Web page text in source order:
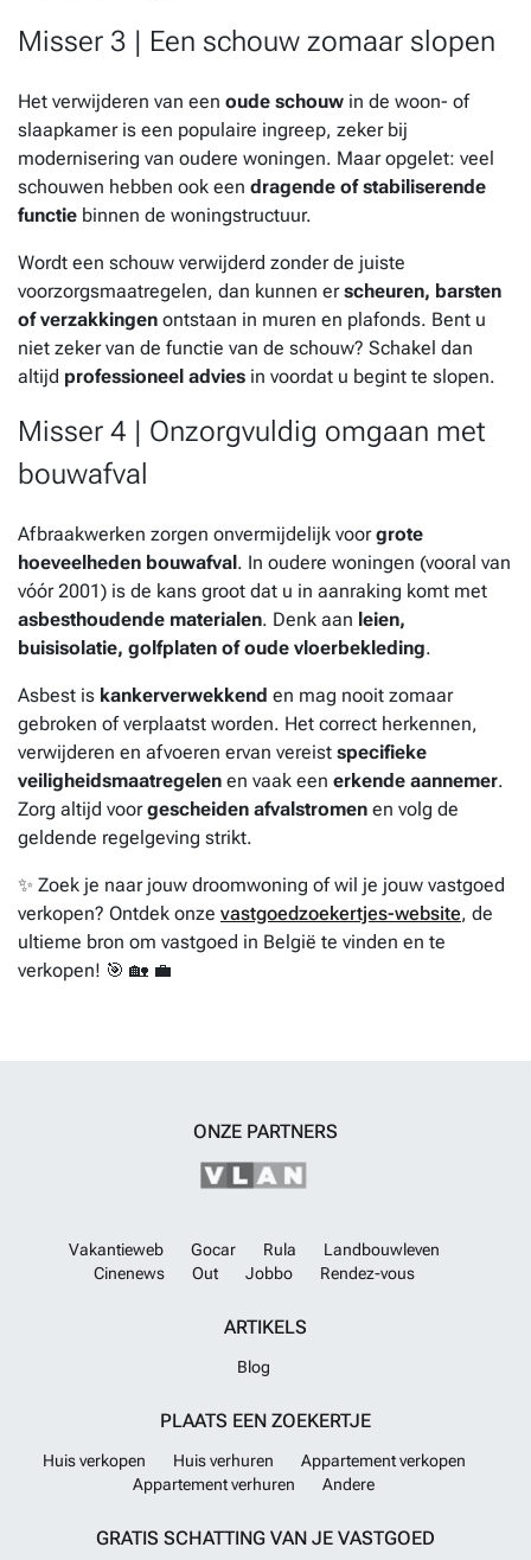
Misser 3 | Een schouw zomaar slopen
Het verwijderen van een oude schouw in de woon- of
slaapkamer is een populaire ingreep, zeker bij
modernisering van oudere woningen. Maar opgelet: veel
schouwen hebben ook een dragende of stabiliserende
functie binnen de woningstructuur.
Wordt een schouw verwijderd zonder de juiste
voorzorgsmaatregelen, dan kunnen erscheuren, barsten
of verzakkingen ontstaan in muren en plafonds. Bent u
niet zeker van de functie van de schouw? Schakel dan
altijd professioneel advies in voordat u begint te slopen.
Misser 4 | Onzorgvuldig omgaan met
bouwafval
Afbraakwerken zorgen onvermijdelijk voorgrote
hoeveelheden bouwafval. In oudere woningen (vooral van
vóór 2001) is de kans groot dat u in aanraking komt met
asbesthoudende materialen. Denk aan leien,
buisisolatie, golfplaten of oude vloerbekleding.
Asbest is kankerverwekkend en mag nooit zomaar
gebroken of verplaatst worden. Het correct herkennen,
verwijderen en afvoeren ervan vereist specifieke
veiligheidsmaatregelen en vaak een erkende aannemer.
Zorg altijd voorgescheiden afvalstromen en volg de
geldende regelgeving strikt.
✨ Zoek je naar jouw droomwoning of wil je jouw vastgoed
verkopen? Ontdek onze vastgoedzoekertjes-website, de
ultieme bron om vastgoed in België te vinden en te
verkopen! 🎯 🏡 💼
ONZE PARTNERS
Vakantieweb Gocar Rula
Landbouwleven
Cinenews
Out Jobbo Rendez-vous
ARTIKELS
Blog
PLAATS EEN ZOEKERTJE
Huis verkopen Huis verhuren
Appartement verkopen
Appartement verhuren
Andere
GRATIS SCHATTING VAN JE VASTGOED